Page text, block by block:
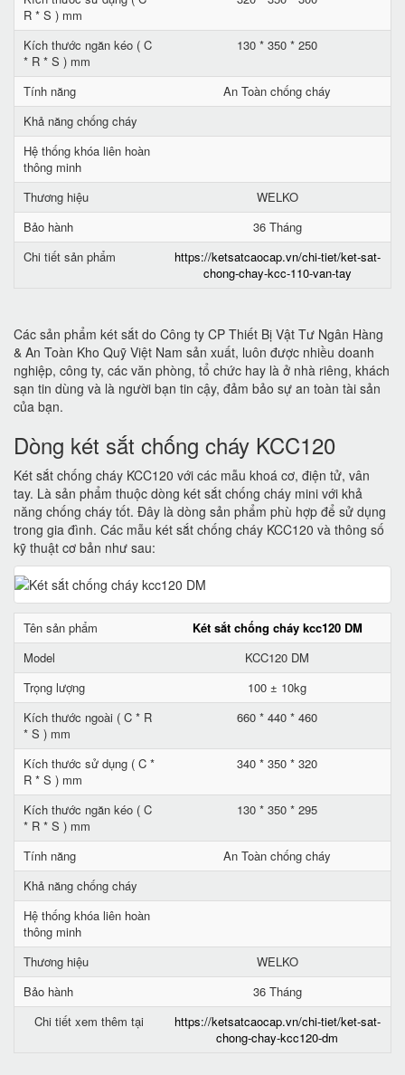
R * S ) mm
Kích thước ngăn kéo ( C
* R * S ) mm
130 * 350 * 250
Tính năng
An Toàn chống cháy
Khả năng chống cháy
Hệ thống khóa liên hoàn
thông minh
Thương hiệu
WELKO
Bảo hành
36 Tháng
Chi tiết sản phẩm
https://ketsatcaocap.vn/chi-tiet/ket-sat-
chong-chay-kcc-110-van-tay
Các sản phẩm két sắt do Công ty CP Thiết Bị Vật Tư Ngân Hàng
& An Toàn Kho Quỹ Việt Nam sản xuất, luôn được nhiều doanh
nghiệp, công ty, các văn phòng, tổ chức hay là ở nhà riêng, khách
sạn tin dùng và là người bạn tin cậy, đảm bảo sự an toàn tài sản
của bạn.
Dòng két sắt chống cháy KCC120
Két sắt chống cháy KCC120 với các mẫu khoá cơ, điện tử, vân
tay. Là sản phẩm thuộc dòng két sắt chống cháy mini với khả
năng chống cháy tốt. Đây là dòng sản phẩm phù hợp để sử dụng
trong gia đình. Các mẫu két sắt chống cháy KCC120 và thông số
kỹ thuật cơ bản như sau:
Tên sản phẩm
Két sắt chống cháy kcc120 DM
Model
KCC120 DM
Trọng lượng
100 ± 10kg
Kích thước ngoài ( C * R
* S ) mm
660 * 440 * 460
Kích thước sử dụng ( C *
R * S ) mm
340 * 350 * 320
Kích thước ngăn kéo ( C
* R * S ) mm
130 * 350 * 295
Tính năng
An Toàn chống cháy
Khả năng chống cháy
Hệ thống khóa liên hoàn
thông minh
Thương hiệu
WELKO
Bảo hành
36 Tháng
Chi tiết xem thêm tại
https://ketsatcaocap.vn/chi-tiet/ket-sat-
chong-chay-kcc120-dm